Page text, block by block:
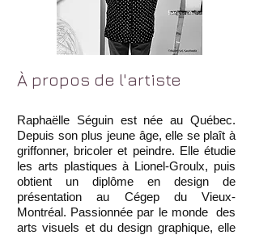
À propos de l'artiste
Raphaëlle Séguin est née au Québec.
Depuis son plus jeune âge, elle se plaît à
griffonner, bricoler et peindre. Elle étudie
les arts plastiques à Lionel-Groulx, puis
obtient un diplôme en design de
présentation au Cégep du Vieux-
Montréal. Passionnée par le monde des
arts visuels et du design graphique, elle